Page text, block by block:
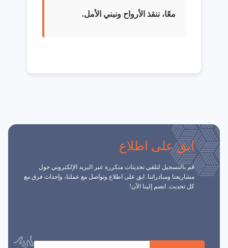
معًا، ننقذ الأرواح ونبني الأمل.
ابق على اطلاع
قم بالتسجيل لتلقي تحديثات متكررة عبر البريد الإلكتروني حول
مشاريعنا ومبادراتنا. ابق على اطلاع وتواصل مع عملنا، وإحداث فرق مع
كل تحديث. انضم إلينا الآن!